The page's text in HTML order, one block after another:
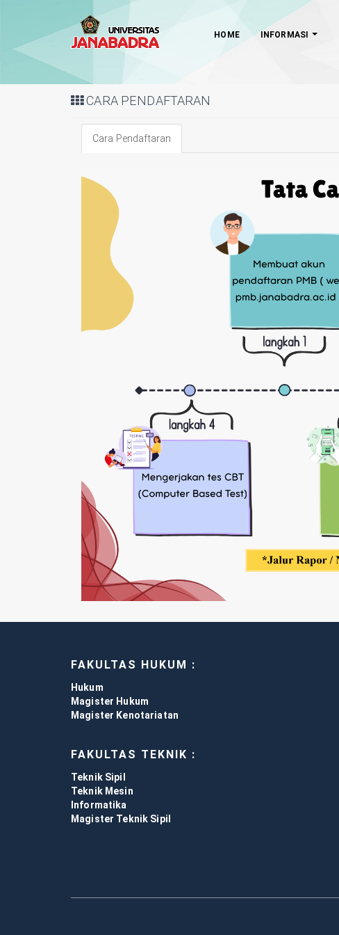
HOME INFORMASI
CARA PENDAFTARAN
Cara Pendaftaran
FAKULTAS HUKUM :
Hukum
Magister Hukum
Magister Kenotariatan
FAKULTAS TEKNIK :
Teknik Sipil
Teknik Mesin
Informatika
Magister Teknik Sipil